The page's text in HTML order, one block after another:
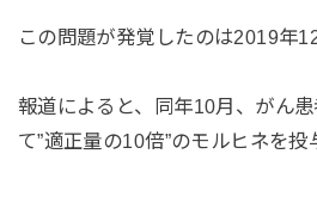
この問題が発覚したのは2019年
報道によると、同年10月、がん
て”適正量の10倍”のモルヒネを投